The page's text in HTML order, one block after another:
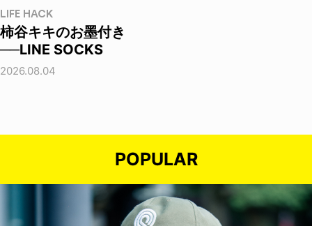
LIFE HACK
柿谷キキのお墨付き
──LINE SOCKS
2026.08.04
POPULAR